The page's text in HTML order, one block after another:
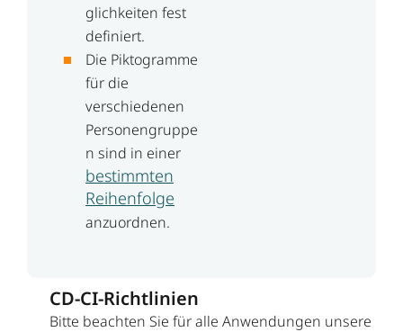
glichkeiten fest
definiert.
Die Piktogramme
für die
verschiedenen
Personengruppe
n sind in einer
bestimmten
Reihenfolge
anzuordnen.
CD-CI-Richtlinien
Bitte beachten Sie für alle Anwendungen unsere